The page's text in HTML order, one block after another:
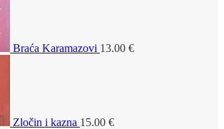
Braća Karamazovi 13.00 €
Zločin i kazna 15.00 €